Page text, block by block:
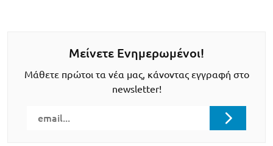
Μείνετε Ενημερωμένοι!
Μάθετε πρώτοι τα νέα μας, κάνοντας εγγραφή στο
newsletter!